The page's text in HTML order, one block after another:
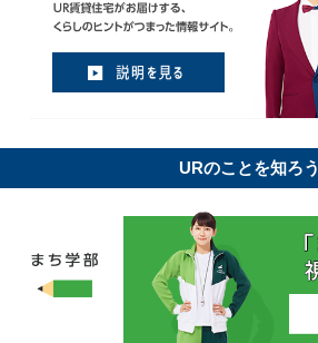
URのことを知ろう